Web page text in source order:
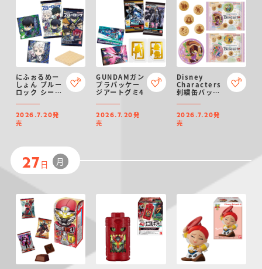
にふぉるめー
しょん ブルー
ロック シール
2026.7.20発
売
GUNDAMガン
プラパッケー
ジアートグミ4
2026.7.20発
売
Disney
Characters
刺繍缶バッジ
2（再販）
2026.7.20発
売
27 日 月